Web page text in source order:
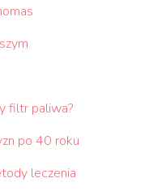
filtr paliwa?
po 40 roku
leczenia